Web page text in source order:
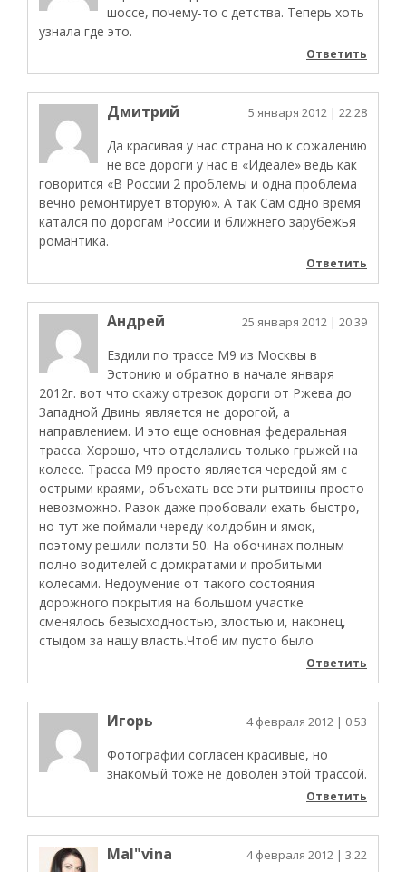
шоссе, почему-то с детства. Теперь хоть
узнала где это.
Ответить
Дмитрий 5 января 2012 | 22:28
Да красивая у нас страна но к сожалению
не все дороги у нас в «Идеале» ведь как
говорится «В России 2 проблемы и одна проблема
вечно ремонтирует вторую». А так Сам одно время
катался по дорогам России и ближнего зарубежья
романтика.
Ответить
Андрей 25 января 2012 | 20:39
Ездили по трассе М9 из Москвы в
Эстонию и обратно в начале января
2012г. вот что скажу отрезок дороги от Ржева до
Западной Двины является не дорогой, а
направлением. И это еще основная федеральная
трасса. Хорошо, что отделались только грыжей на
колесе. Трасса М9 просто является чередой ям с
острыми краями, объехать все эти рытвины просто
невозможно. Разок даже пробовали ехать быстро,
но тут же поймали череду колдобин и ямок,
поэтому решили ползти 50. На обочинах полным-
полно водителей с домкратами и пробитыми
колесами. Недоумение от такого состояния
дорожного покрытия на большом участке
сменялось безысходностью, злостью и, наконец,
стыдом за нашу власть.Чтоб им пусто было
Ответить
Игорь 4 февраля 2012 | 0:53
Фотографии согласен красивые, но
знакомый тоже не доволен этой трассой.
Ответить
Mal"vina 4 февраля 2012 | 3:22